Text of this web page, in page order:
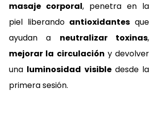
masaje corporal, penetra en la
piel liberando antioxidantes que
ayudan a neutralizar toxinas
mejorar la circulación y devolver
una luminosidad visible desde la
primera sesión.